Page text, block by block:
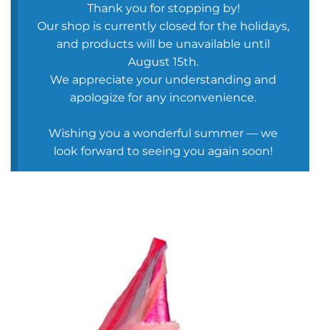
Thank you for stopping by!
Our shop is currently closed for the holidays,
and products will be unavailable until
August 15th.
We appreciate your understanding and
apologize for any inconvenience.
Wishing you a wonderful summer — we
look forward to seeing you again soon!